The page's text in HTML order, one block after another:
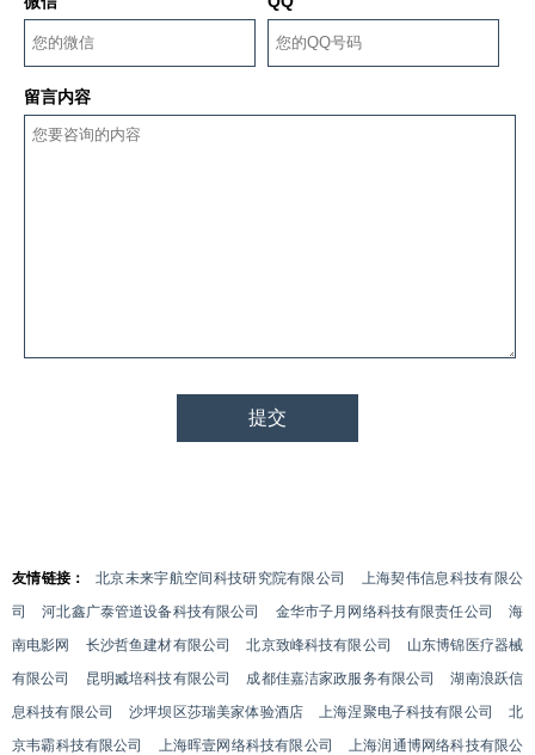
留言内容
友情链接： 北京未来宇航空间科技研究院有限公司
上海契伟信息科技有限公
司
河北鑫广泰管道设备科技有限公司 金华市子月网络科技有限责任公司
海
南电影网
长沙哲鱼建材有限公司 北京致峰科技有限公司
山东博锦医疗器械
有限公司
昆明臧培科技有限公司 成都佳嘉洁家政服务有限公司
湖南浪跃信
息科技有限公司
沙坪坝区莎瑞美家体验酒店 上海涅聚电子科技有限公司
北
京韦霸科技有限公司
上海晖壹网络科技有限公司
上海润通博网络科技有限公